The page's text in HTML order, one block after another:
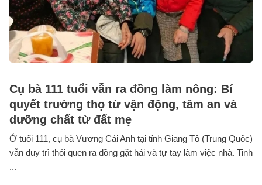
Cụ bà 111 tuổi vẫn ra đồng làm nông: Bí
quyết trường thọ từ vận động, tâm an và
dưỡng chất từ đất mẹ
Ở tuổi 111, cụ bà Vương Cải Anh tại tỉnh Giang Tô (Trung Quốc)
vẫn duy trì thói quen ra đồng gặt hái và tự tay làm việc nhà. Tinh
...